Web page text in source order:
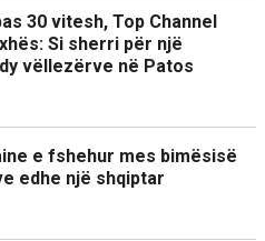
30 vitesh, Top Channel
Si sherri për një
vëllezërve në Patos
e fshehur mes bimësisë
edhe një shqiptar